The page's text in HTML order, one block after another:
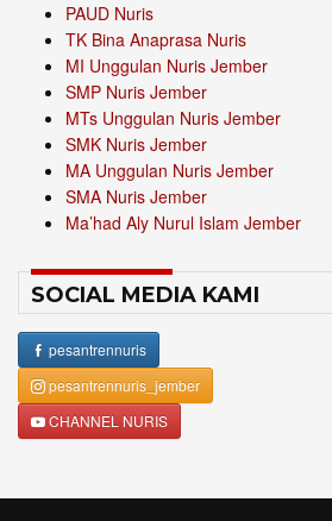
PAUD Nuris
TK Bina Anaprasa Nuris
MI Unggulan Nuris Jember
SMP Nuris Jember
MTs Unggulan Nuris Jember
SMK Nuris Jember
MA Unggulan Nuris Jember
SMA Nuris Jember
Ma’had Aly Nurul Islam Jember
SOCIAL MEDIA KAMI
pesantrennuris
pesantrennuris_jember
CHANNEL NURIS